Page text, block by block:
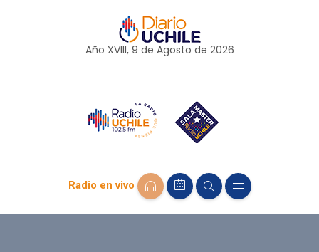
Año XVIII, 9 de Agosto de 2026
Radio en vivo